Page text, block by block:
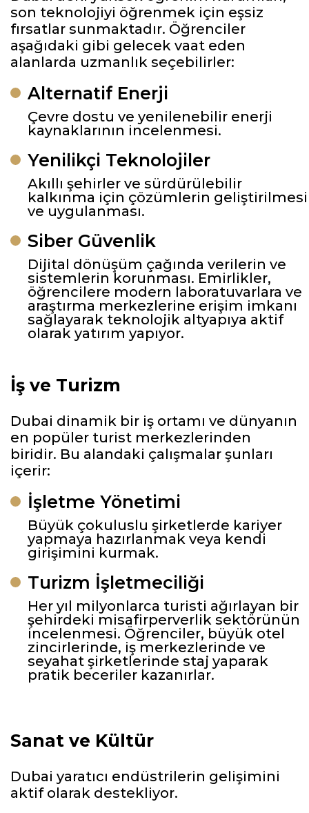
son teknolojiyi öğrenmek için eşsiz
fırsatlar sunmaktadır. Öğrenciler
aşağıdaki gibi gelecek vaat eden
alanlarda uzmanlık seçebilirler:
Alternatif Enerji
Çevre dostu ve yenilenebilir enerji
kaynaklarının incelenmesi.
Yenilikçi Teknolojiler
Akıllı şehirler ve sürdürülebilir
kalkınma için çözümlerin geliştirilmesi
ve uygulanması.
Siber Güvenlik
Dijital dönüşüm çağında verilerin ve
sistemlerin korunması. Emirlikler,
öğrencilere modern laboratuvarlara ve
araştırma merkezlerine erişim imkanı
sağlayarak teknolojik altyapıya aktif
olarak yatırım yapıyor.
İş ve Turizm
Dubai dinamik bir iş ortamı ve dünyanın
en popüler turist merkezlerinden
biridir. Bu alandaki çalışmalar şunları
içerir:
İşletme Yönetimi
Büyük çokuluslu şirketlerde kariyer
yapmaya hazırlanmak veya kendi
girişimini kurmak.
Turizm İşletmeciliği
Her yıl milyonlarca turisti ağırlayan bir
şehirdeki misafirperverlik sektörünün
incelenmesi. Öğrenciler, büyük otel
zincirlerinde, iş merkezlerinde ve
seyahat şirketlerinde staj yaparak
pratik beceriler kazanırlar.
Sanat ve Kültür
Dubai yaratıcı endüstrilerin gelişimini
aktif olarak destekliyor.